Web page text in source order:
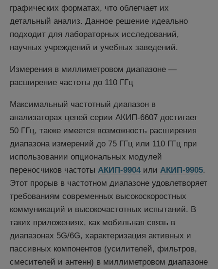
графических форматах, что облегчает их
детальный анализ. Данное решение идеально
подходит для лабораторных исследований,
научных учреждений и учебных заведений.
Измерения в миллиметровом диапазоне —
расширение частоты до 110 ГГц
Максимальный частотный диапазон в
анализаторах цепей серии АКИП-6607 достигает
50 ГГц, также имеется возможность расширения
диапазона измерений до 75 ГГц или 110 ГГц при
использовании опциональных модулей
переносчиков частоты АКИП-9904 или АКИП-9905.
Этот прорыв в частотном диапазоне удовлетворяет
требованиям современных высокоскоростных
коммуникаций и высокочастотных испытаний. В
таких приложениях, как мобильная связь в
диапазонах 5G/6G, характеризация активных и
пассивных компонентов (усилителей, фильтров,
смесителей и антенн) в миллиметровом диапазоне